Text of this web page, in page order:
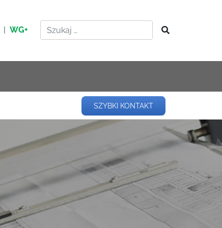
| WG+
SZYBKI KONTAKT